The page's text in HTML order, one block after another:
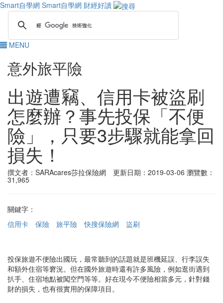
Smart自學網 Smart自學網 財經好讀
MENU
意外旅平險
出遊遭竊、信用卡被盜刷
怎麼辦？事先投保「不便
險」，只要3步驟就能拿回
損失！
撰文者：SARAcares莎拉保險網 更新日期：2019-03-06 瀏覽數：
31,965
關鍵字：
信用卡
保險 旅平險 快搜保險網 盜刷
投保旅遊不便險出國玩，最常聽到的話題就是班機延誤、行李誤失
和額外住宿等窘況。但在國外旅遊時還有許多風險，例如逛街遇到
扒手、住宿地點被闖空門等等。好在現今不便險相當多元，針對錢
財的損失，也有很實用的保障項目。